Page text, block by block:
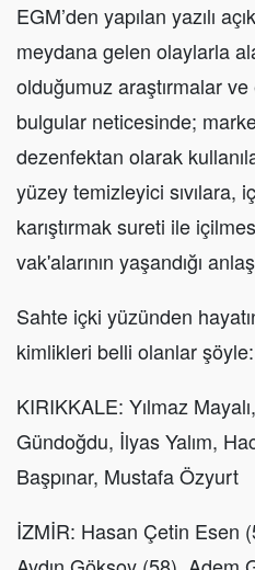
EGM’den yapılan yazılı
meydana gelen olaylarla
olduğumuz araştırmalar
bulgular neticesinde;
dezenfektan olarak
yüzey temizleyici sıvılara,
karıştırmak sureti ile
vak'alarının yaşandığı
Sahte içki yüzünden
kimlikleri belli olanlar şöyle:
KIRIKKALE: Yılmaz
Gündoğdu, İlyas Yalım,
Başpınar, Mustafa Özyurt
İZMİR: Hasan Çetin Esen